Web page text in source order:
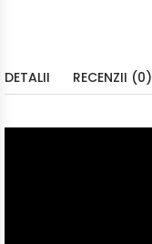
DETALII RECENZII (0)